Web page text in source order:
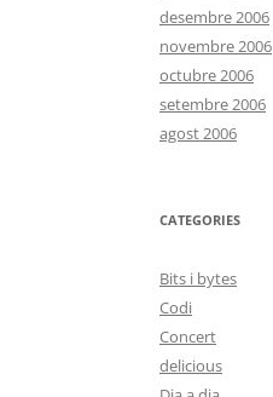
desembre 2006
novembre 2006
octubre 2006
setembre 2006
agost 2006
CATEGORIES
Bits i bytes
Codi
Concert
delicious